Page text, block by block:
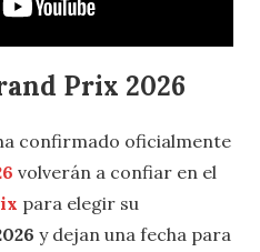
Prix 2026
confirmado oficialmente
volverán a confiar en el
para elegir su
y dejan una fecha para